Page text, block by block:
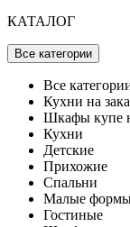
КАТАЛОГ
Все категории
Все
Кухни на
Шкафы купе
Кухни
Детские
Прихожие
Спальни
Малые
Гостиные